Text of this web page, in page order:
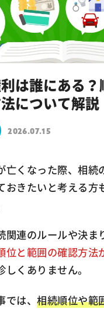
は誰にある
について解説
2026.07.15
亡くなった際、相続
おきたいと考える方
関連のルールや決ま
位と範囲の確認方法
くありません。
では、相続順位や範